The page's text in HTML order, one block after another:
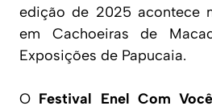
edição de 2025 acontece
em Cachoeiras de
Exposições de Papucaia.
O Festival Enel Com Você